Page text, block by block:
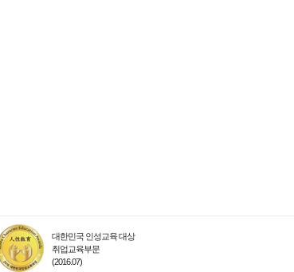
대한민국 인성교육 대상
취업교육부문
(2016.07)